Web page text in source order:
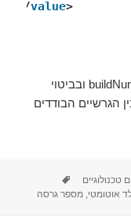
value>
שימו לב שאנו משתמשים במשתנה buildNumber ובביטוי
הגרשיים הבודדים
טכנולוגיים
אוטומטי,מספר גרסה